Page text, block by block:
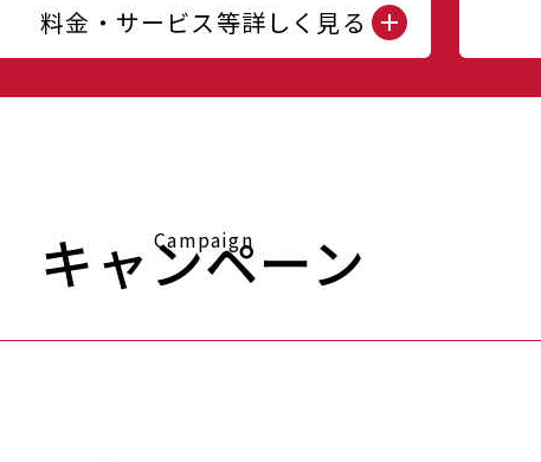
料金・サービス等詳しく見る
Campaign
キャンペーン